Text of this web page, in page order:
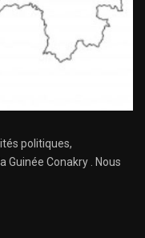
politiques,
Guinée Conakry . Nous